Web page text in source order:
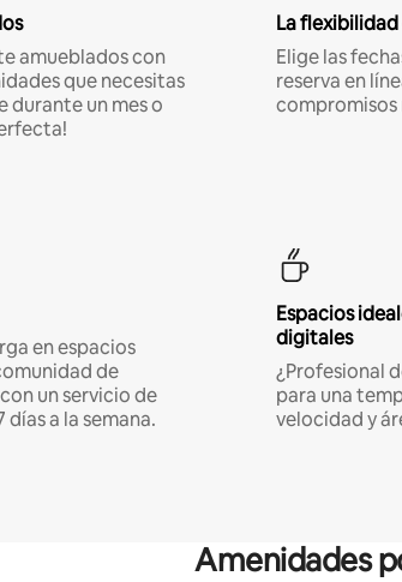
amueblados con
que necesitas
durante un mes o
La
Elige las
reserva en
compromisos
en espacios
de
un servicio de
días a la semana.
Espacios
digitales
¿Profesional
para una
velocidad y
Amenidades